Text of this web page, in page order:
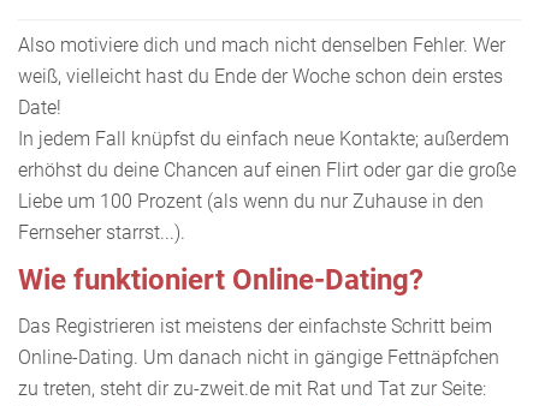
Also motiviere dich und mach nicht denselben Fehler. Wer
weiß, vielleicht hast du Ende der Woche schon dein erstes
Date!
In jedem Fall knüpfst du einfach neue Kontakte; außerdem
erhöhst du deine Chancen auf einen Flirt oder gar die große
Liebe um 100 Prozent (als wenn du nur Zuhause in den
Fernseher starrst...).
Wie funktioniert Online-Dating?
Das Registrieren ist meistens der einfachste Schritt beim
Online-Dating. Um danach nicht in gängige Fettnäpfchen
zu treten, steht dir zu-zweit.de mit Rat und Tat zur Seite: